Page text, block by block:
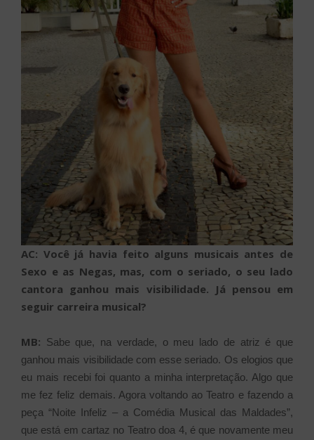
AC: Você já havia feito alguns musicais antes de
Sexo e as Negas, mas, com o seriado, o seu lado
cantora ganhou mais visibilidade. Já pensou em
seguir carreira musical?
MB: Sabe que, na verdade, o meu lado de atriz é que
ganhou mais visibilidade com esse seriado. Os elogios que
eu mais recebi foi quanto a minha interpretação. Algo que
me fez feliz demais. Agora voltando ao Teatro e fazendo a
peça “Noite Infeliz – a Comédia Musical das Maldades”,
que está em cartaz no Teatro doa 4, é que novamente meu